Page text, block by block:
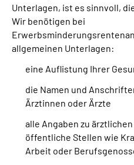
Unterlagen, ist es sinnvoll,
Wir benötigen bei
allgemeinen Unterlagen:
eine Auflistung Ihrer
die Namen und
Ärztinnen oder Ärzte
alle Angaben zu
öffentliche Stellen wie
Arbeit oder